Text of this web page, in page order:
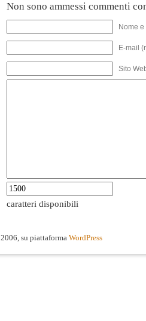
Non sono ammessi commenti
Nome
E-mail
Sito
caratteri disponibili
2006, su piattaforma WordPress